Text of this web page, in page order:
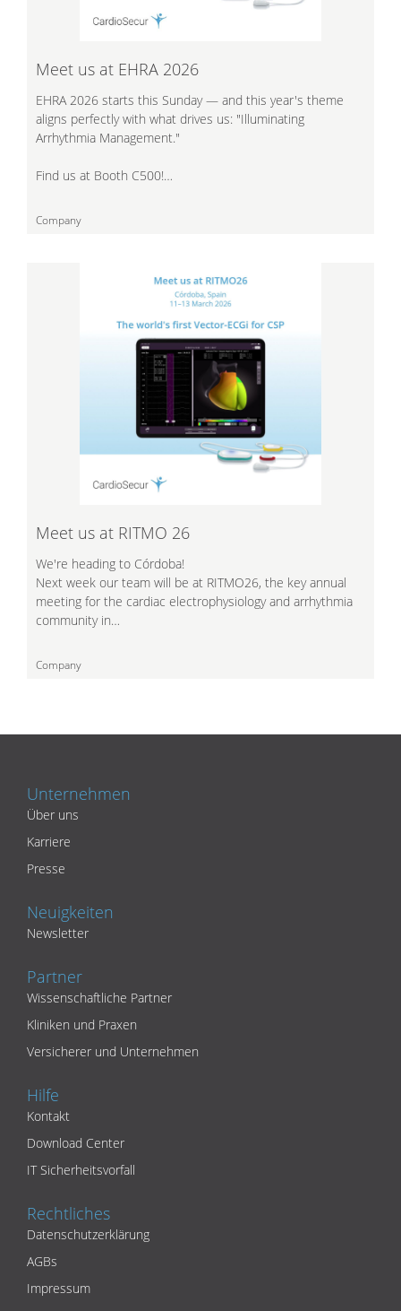
Meet us at EHRA 2026
EHRA 2026 starts this Sunday — and this year's theme
aligns perfectly with what drives us: "Illuminating
Arrhythmia Management."
Find us at Booth C500!…
Company
Meet us at RITMO 26
We're heading to Córdoba!
Next week our team will be at RITMO26, the key annual
meeting for the cardiac electrophysiology and arrhythmia
community in…
Company
Unternehmen
Über uns
Karriere
Presse
Neuigkeiten
Newsletter
Partner
Wissenschaftliche Partner
Kliniken und Praxen
Versicherer und Unternehmen
Hilfe
Kontakt
Download Center
IT Sicherheitsvorfall
Rechtliches
Datenschutzerklärung
AGBs
Impressum